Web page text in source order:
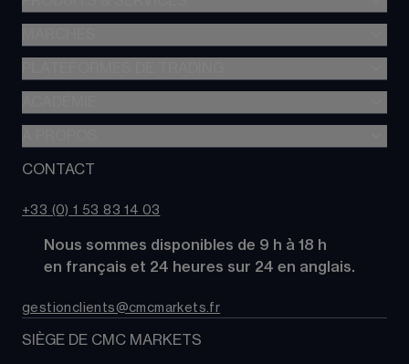
Trading d’options
Comparez des comptes
Coûts
Alpha
Actions
Matières Premières
ETFs
Paniers d'Actions
Glossaire
Nos analystes de marché
À propos de CMC Markets
Support
CONTACT
+33 (0) 1 53 83 14 03
      Nous sommes disponibles de 9 h à 18 h
      en français et 24 heures sur 24 en anglais.
gestionclients@cmcmarkets.fr
SIÈGE DE CMC MARKETS